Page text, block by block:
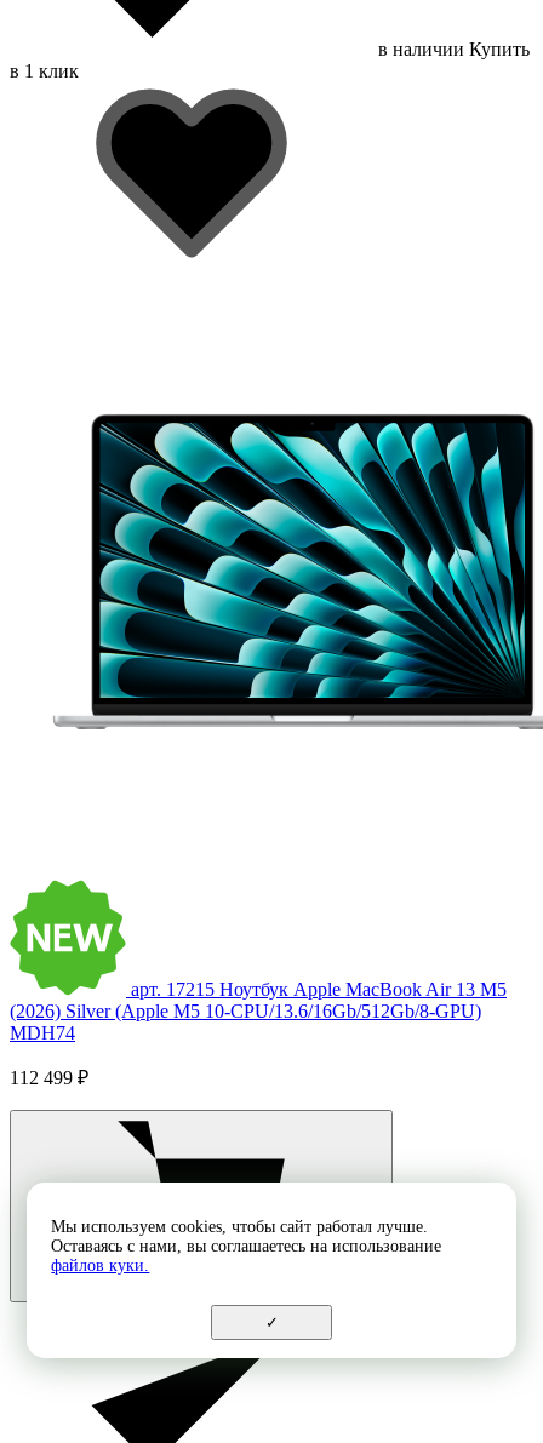
в наличии Купить
в 1 клик
арт. 17215 Ноутбук Apple MacBook Air 13 M5
(2026) Silver (Apple M5 10-CPU/13.6/16Gb/512Gb/8-GPU)
MDH74
112 499 ₽
Мы используем cookies, чтобы сайт работал лучше.
Оставаясь с нами, вы соглашаетесь на использование
файлов куки.
✓